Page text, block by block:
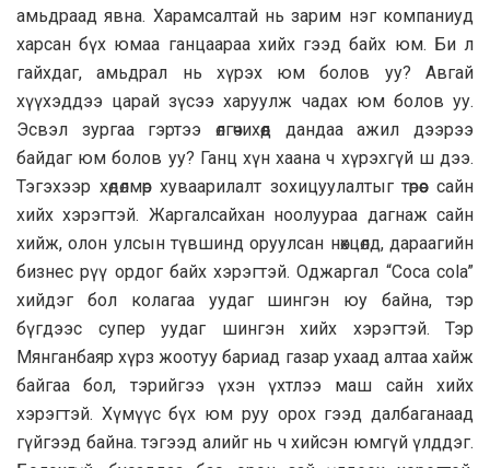
амьдраад явна. Харамсалтай нь зарим нэг компаниуд
харсан бүх юмаа ганцаараа хийх гээд байх юм. Би л
гайхдаг, амьдрал нь хүрэх юм болов уу? Авгай
хүүхэддээ царай зүсээ харуулж чадах юм болов уу.
Эсвэл зургаа гэртээ өлгөчихөөд дандаа ажил дээрээ
байдаг юм болов уу? Ганц хүн хаана ч хүрэхгүй ш дээ.
Тэгэхээр хөдөлмөр хуваарилалт зохицуулалтыг төрөөс сайн
хийх хэрэгтэй. Жаргалсайхан ноолуураа дагнаж сайн
хийж, олон улсын түвшинд оруулсан нөхцөлд, дараагийн
бизнес рүү ордог байх хэрэгтэй. Оджаргал “Coca cola”
хийдэг бол колагаа уудаг шингэн юу байна, тэр
бүгдээс супер уудаг шингэн хийх хэрэгтэй. Тэр
Мянганбаяр хүрз жоотуу бариад газар ухаад алтаа хайж
байгаа бол, тэрийгээ үхэн үхтлээ маш сайн хийх
хэрэгтэй. Хүмүүс бүх юм руу орох гээд далбаганаад
гүйгээд байна. тэгээд алийг нь ч хийсэн юмгүй үлддэг.